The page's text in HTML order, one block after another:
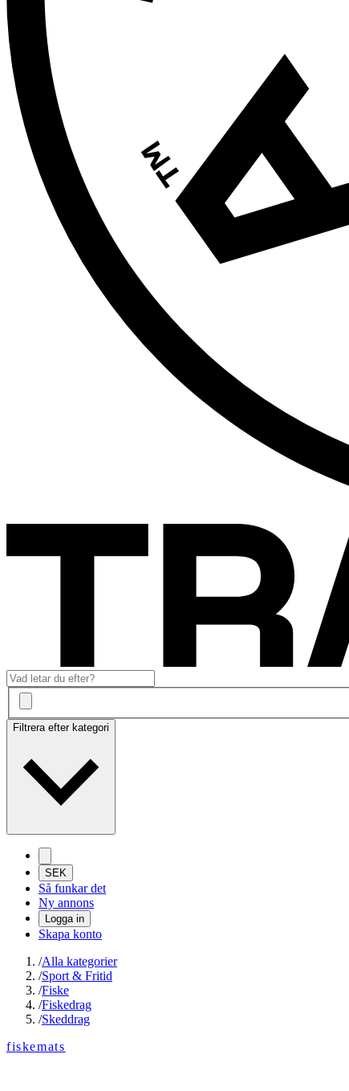
Filtrera efter kategori
SEK
Så funkar det
Ny annons
Logga in
Skapa konto
/Alla kategorier
/Sport & Fritid
/Fiske
/Fiskedrag
/Skeddrag
fiskemats